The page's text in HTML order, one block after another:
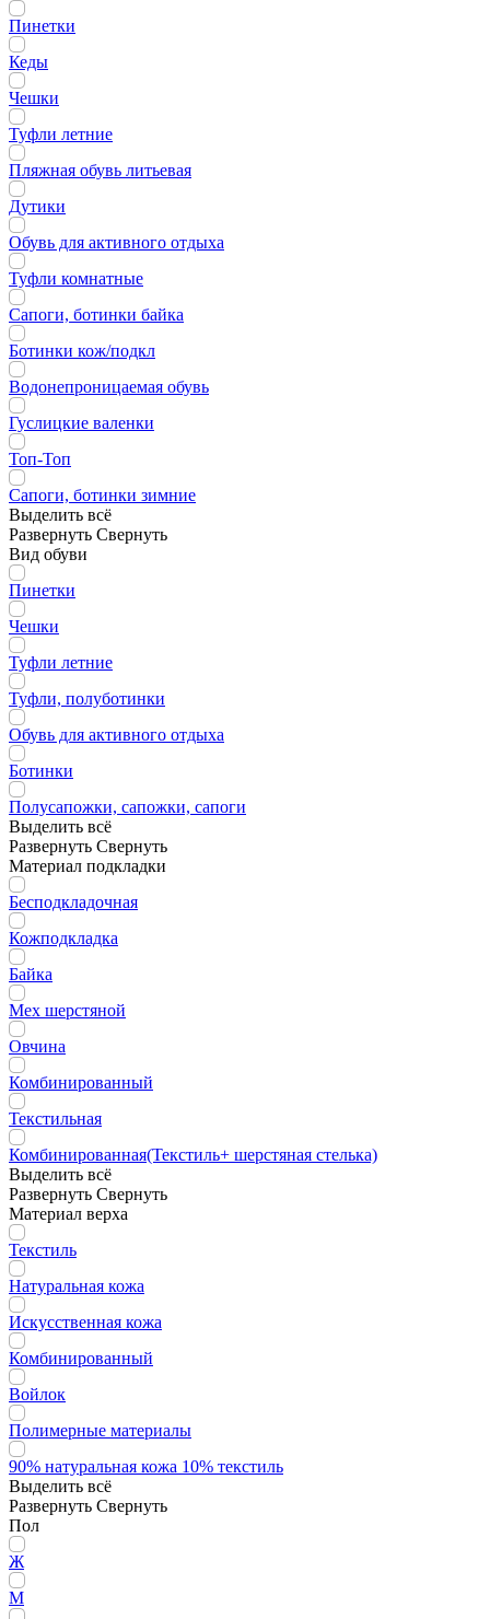
Пинетки
Кеды
Чешки
Туфли летние
Пляжная обувь литьевая
Дутики
Обувь для активного отдыха
Туфли комнатные
Сапоги, ботинки байка
Ботинки кож/подкл
Водонепроницаемая обувь
Гуслицкие валенки
Топ-Топ
Сапоги, ботинки зимние
Выделить всё
Развернуть Свернуть
Вид обуви
Пинетки
Чешки
Туфли летние
Туфли, полуботинки
Обувь для активного отдыха
Ботинки
Полусапожки, сапожки, сапоги
Выделить всё
Развернуть Свернуть
Материал подкладки
Бесподкладочная
Кожподкладка
Байка
Мех шерстяной
Овчина
Комбинированный
Текстильная
Комбинированная(Текстиль+ шерстяная стелька)
Выделить всё
Развернуть Свернуть
Материал верха
Текстиль
Натуральная кожа
Искусственная кожа
Комбинированный
Войлок
Полимерные материалы
90% натуральная кожа 10% текстиль
Выделить всё
Развернуть Свернуть
Пол
Ж
М